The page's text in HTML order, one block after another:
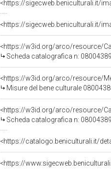
<https://sigecweb.beniculturali.it/
<https://sigecweb.beniculturali.it/
<https://w3id.org/arco/resource/
Scheda catalografica n:
<https://w3id.org/arco/resource/
Misure del bene culturale
<https://w3id.org/arco/resource/
Scheda catalografica n:
<https://catalogo.beniculturali.it/
<https://